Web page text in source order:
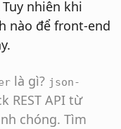
nhiên khi
nào để front-end
là gì? json-
REST API từ
chóng. Tìm